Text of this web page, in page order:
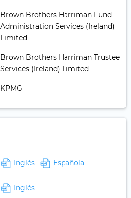
Brown Brothers Harriman Fund
Administration Services (Ireland)
Limited
Brown Brothers Harriman Trustee
Services (Ireland) Limited
KPMG
Inglés Española
Inglés